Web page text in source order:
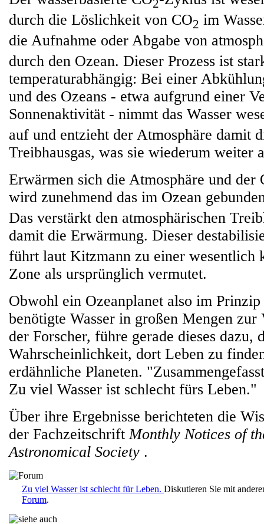
2
durch die Löslichkeit von CO2 im
die Aufnahme oder Abgabe von
durch den Ozean. Dieser Prozess ist
temperaturabhängig: Bei einer
und des Ozeans - etwa aufgrund einer
Sonnenaktivität - nimmt das Wasser
auf und entzieht der Atmosphäre damit
Treibhausgas, was sie wiederum weiter
Erwärmen sich die Atmosphäre und der
wird zunehmend das im Ozean
Das verstärkt den atmosphärischen
damit die Erwärmung. Dieser
führt laut Kitzmann zu einer wesentlich
Zone als ursprünglich vermutet.
Obwohl ein Ozeanplanet also im
benötigte Wasser in großen Mengen zur
der Forscher, führe gerade dieses dazu,
Wahrscheinlichkeit, dort Leben zu
erdähnliche Planeten.
Zu viel Wasser ist schlecht fürs Leben."
Über ihre Ergebnisse berichteten die
der FachzeitschriftMonthly Notices of
Astronomical Society .
Zu viel Wasser ist schlecht für Leben. Diskutieren Sie mit
Forum.